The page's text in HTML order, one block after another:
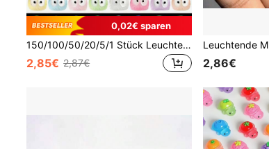
0,02€ sparen
150/100/50/20/5/1 Stück Leuchtende Mini-Briketts Elfen-Staub-Figuren Miniatur-Figuren Gartenornamente Heimdekoration Leuchtende Dekorationszubehör für DIY Feengärten, Miniatur-Landschafts-Handwerk, Autoinnenraum, Party- und Geburtstagsdekoration
2,85€ 2,87€ 2,86€